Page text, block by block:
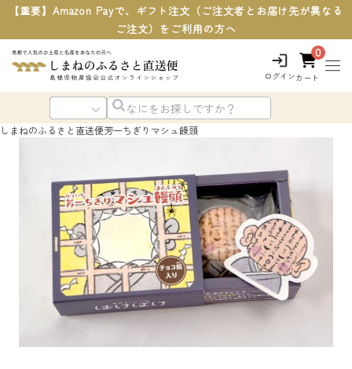
【重要】Amazon Payで、ギフト注文（ご注文者とお届け先が異なる
ご注文）をご利用の方へ
ログイン
0
カート
しまねのふるさと直送便芳一ちぎりマシュ饅頭